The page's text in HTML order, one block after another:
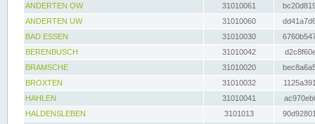
ANDERTEN OW
31010061
ANDERTEN UW
31010060
BAD ESSEN
31010030
BERENBUSCH
31010042
BRAMSCHE
31010020
BROXTEN
31010032
HAHLEN
31010041
HALDENSLEBEN
3101013